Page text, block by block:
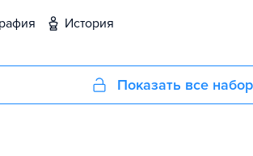
история
Показать все